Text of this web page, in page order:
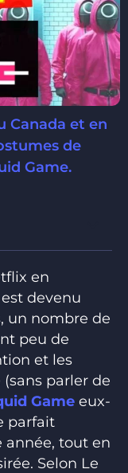
Canada et en
de
Game.
en
devenu
un nombre de
peu de
et les
parler de
Game eux-
parfait
tout en
Selon Le